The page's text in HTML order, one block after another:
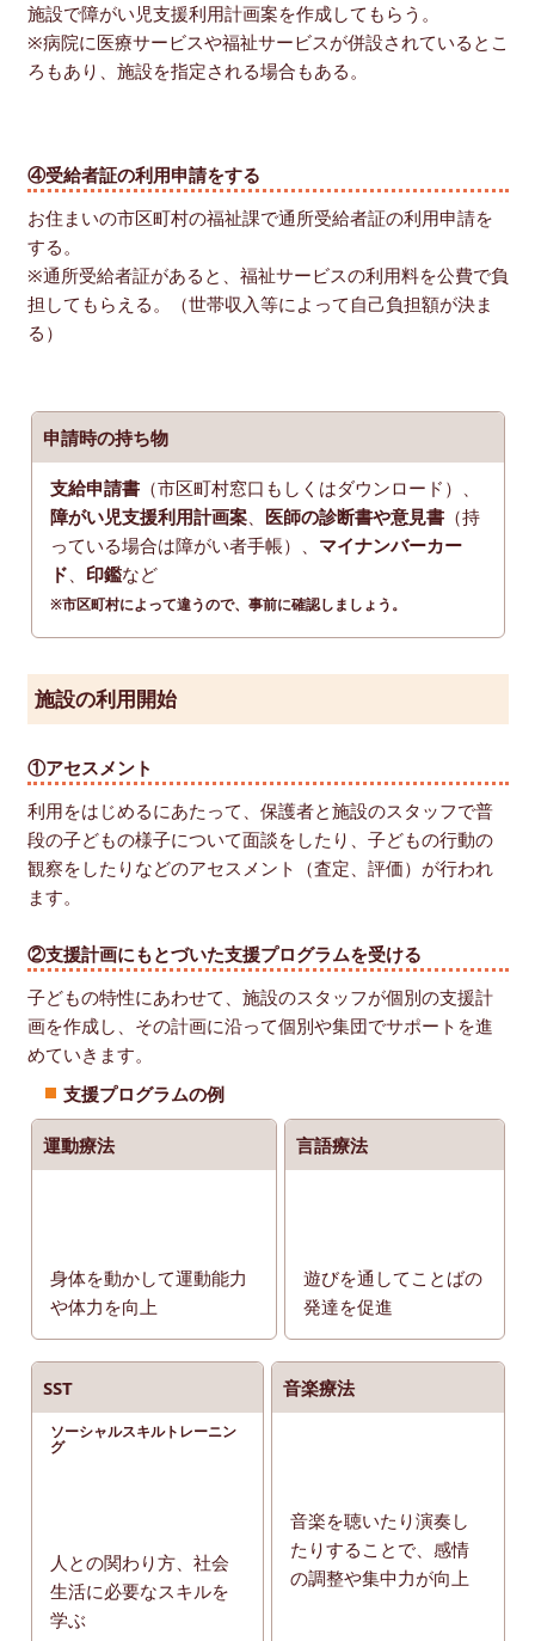
施設で障がい児支援利用計画案を作成してもらう。
※病院に医療サービスや福祉サービスが併設されているとこ
ろもあり、施設を指定される場合もある。
④受給者証の利用申請をする
お住まいの市区町村の福祉課で通所受給者証の利用申請を
する。
※通所受給者証があると、福祉サービスの利用料を公費で負
担してもらえる。（世帯収入等によって自己負担額が決ま
る）
申請時の持ち物
支給申請書（市区町村窓口もしくはダウンロード）、
障がい児支援利用計画案、 医師の診断書や意見書（持
っている場合は障がい者手帳）、 マイナンバーカー
ド
印鑑など
※市区町村によって違うので、事前に確認しましょう。
施設の利用開始
①アセスメント
利用をはじめるにあたって、保護者と施設のスタッフで普
段の子どもの様子について面談をしたり、子どもの行動の
観察をしたりなどのアセスメント（査定、評価）が行われ
ます。
②支援計画にもとづいた支援プログラムを受ける
子どもの特性にあわせて、施設のスタッフが個別の支援計
画を作成し、その計画に沿って個別や集団でサポートを進
めていきます。
支援プログラムの例
運動療法
身体を動かして運動能力
や体力を向上
言語療法
遊びを通してことばの
発達を促進
SST
ソーシャルスキルトレーニン
グ
人との関わり方、社会
生活に必要なスキルを
学ぶ
音楽療法
音楽を聴いたり演奏し
たりすることで、感情
の調整や集中力が向上